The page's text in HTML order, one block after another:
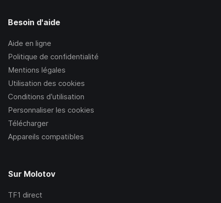
Besoin d'aide
Aide en ligne
Politique de confidentialité
Mentions légales
Utilisation des cookies
Conditions d’utilisation
Personnaliser les cookies
Télécharger
Appareils compatibles
Sur Molotov
TF1 direct